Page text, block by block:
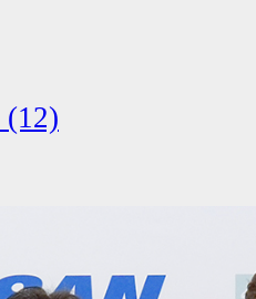
(12)